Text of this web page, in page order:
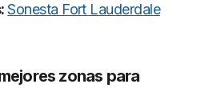
Sonesta Fort Lauderdale
zonas para